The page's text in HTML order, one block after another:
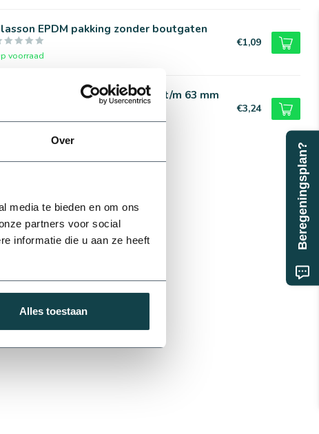
Over
media te bieden en om ons
partners voor social
informatie die u aan ze heeft
Alles toestaan
EPDM pakking zonder boutgaten
voorraad
€1,09
Plasson PVC overschuifflens | 32 t/m 63 mm
voorraad
€3,24
Beregeningsplan?